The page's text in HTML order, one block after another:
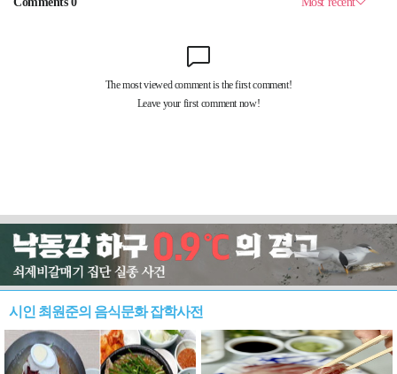
시인 최원준의 음식문화 잡학사전